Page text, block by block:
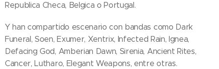
Republica Checa, Belgica o Portugal.
Y han compartido escenario con bandas como Dark
Funeral, Soen, Exumer, Xentrix, Infected Rain, Ignea,
Defacing God, Amberian Dawn, Sirenia, Ancient Rites,
Cancer, Lutharo, Elegant Weapons, entre otras.